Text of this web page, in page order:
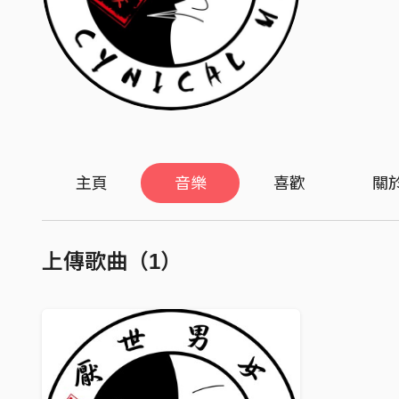
主頁 音樂 喜歡 關
上傳歌曲（1）